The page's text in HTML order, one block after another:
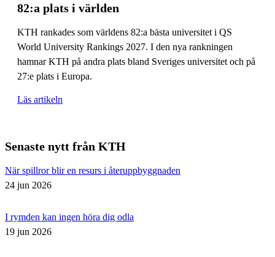
82:a plats i världen
KTH rankades som världens 82:a bästa universitet i QS
World University Rankings 2027. I den nya rankningen
hamnar KTH på andra plats bland Sveriges universitet och på
27:e plats i Europa.
Läs artikeln
Senaste nytt från KTH
När spillror blir en resurs i återuppbyggnaden
24 jun 2026
I rymden kan ingen höra dig odla
19 jun 2026